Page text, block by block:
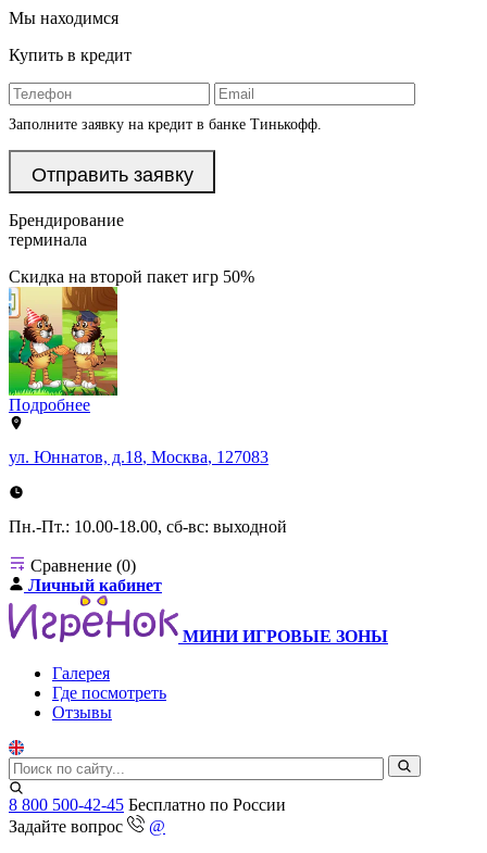
Мы находимся
Купить в кредит
Заполните заявку на кредит в банке Тинькофф.
Брендирование
терминала
Скидка на второй пакет игр 50%
Подробнее
ул. Юннатов, д.18, Москва, 127083
Пн.-Пт.: 10.00-18.00, сб-вс: выходной
Сравнение (0)
Личный кабинет
МИНИ ИГРОВЫЕ ЗОНЫ
Галерея
Где посмотреть
Отзывы
8 800 500-42-45 Бесплатно по России
Задайте вопрос
@